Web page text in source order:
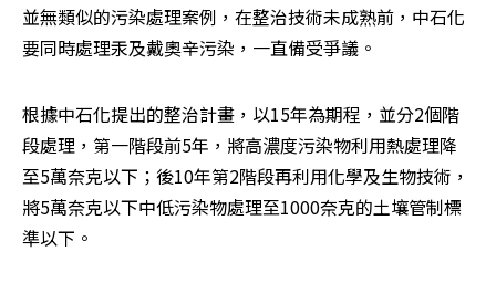
並無類似的污染處理案例，在整治技術未成熟前，中石化
要同時處理汞及戴奧辛污染，一直備受爭議。
根據中石化提出的整治計畫，以15年為期程，並分2個階
段處理，第一階段前5年，將高濃度污染物利用熱處理降
至5萬奈克以下；後10年第2階段再利用化學及生物技術，
將5萬奈克以下中低污染物處理至1000奈克的土壤管制標
準以下。